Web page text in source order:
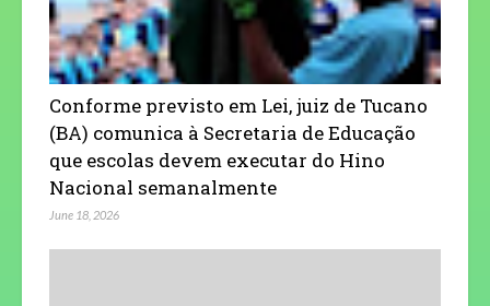
Conforme previsto em Lei, juiz de Tucano
(BA) comunica à Secretaria de Educação
que escolas devem executar do Hino
Nacional semanalmente
June 18, 2026